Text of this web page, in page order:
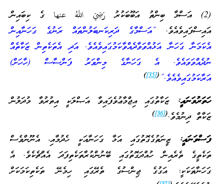
(2) އަސްމާ ބިންތު އަބޫބަކުރު رَضِيَ اللهُ عنها ގެ ކިބައިން
އައިސްފައިވެއެވެ. “އަސްމާގެ ދަރިކަނބަލުންތައް ރަނުގެ ގަހަނާއިން
އެކަމަނާ ގަހަނާ އަޅުއްވަވާދެއްވާކަމުގައިވެއެވެ. އަދި އެތަކެތިން ޒަކާތެއް
ނުދެއްވަވައެވެ. އެ ގަހަނާގެ މިންވަރު ފަންސާސް (ހާހަށް)
އަރާކަމުގައިވެއެވެ.” (
[35]
)
ހަތަރުވަނައީ:
ޒަކާތުގައި އިޖްމާޢުވެފައިވާ އަޞްލަކީ އިތުރުވާ މުދަލުން
ޒަކާތް ދިނުމެވެ.(
[36]
)
ފަސްވަނައީ:
ޒީނަތުގެގޮތުގައި އަޅާ ގަހަނާއަކީ ހެދުމާއި، އެނޫންވެސް
ތަކެތީގެ ތެރެއިން ހުއްދަގޮތުގައި ބޭނުންކުރާތަކެތިފަދަ އެއްޗެކެވެ. އެ
ގަހަނާތަކަކީ؛ އަގުގެ ޖިންސުގެ ތެރޭގައި ހިމެނޭ ތަކެތިކަމަކަށް